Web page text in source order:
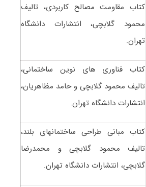
کتاب مقاومت مصالح کاربردی، تالیف
محمود گلابچی، انتشارات دانشگاه
تهران.
کتاب فناوری های نوین ساختمانی،
تالیف محمود گلابچی و حامد مظاهریان،
انتشارات دانشگاه تهران.
کتاب مبانی طراحی ساختمانهای بلند،
تالیف محمود گلابچی و محمدرضا
گلابچی، انتشارات دانشگاه تهران.